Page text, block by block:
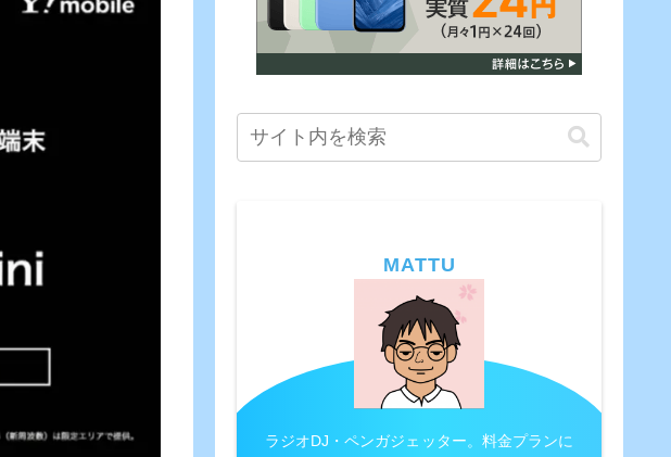
MATTU
ラジオDJ・ペンガジェッター。料金プランに